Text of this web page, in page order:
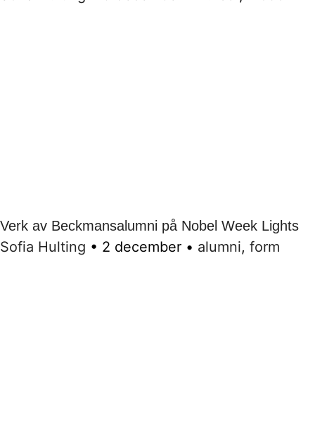
Verk av Beckmansalumni på Nobel Week Lights
Sofia Hulting • 2 december • alumni, form